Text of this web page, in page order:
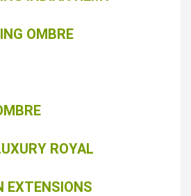
OMBRE
ROYAL
EXTENSIONS